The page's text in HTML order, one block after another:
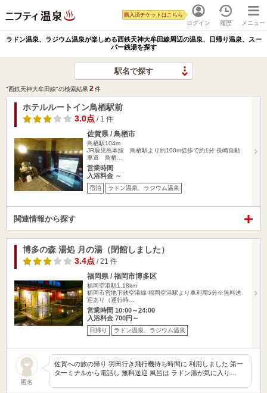
ログイン
購入済チケットはこちら
履歴 メニュー
ラドン温泉、ラジウム温泉が楽しめる西鉄天神大牟田線周辺の温泉、日帰り温泉、スー
パー銭湯を探す
駅名で探す
"西鉄天神大牟田線"の検索結果2 件
ホテルルートイン鳥栖駅前
3.0点 / 1 件
佐賀県 / 鳥栖市
鳥栖駅104m
JR鹿児島本線 鳥栖駅より約100m徒歩で約1分 長崎自動
車道 鳥栖…
営業時間
入浴料金 ～
宿泊 ラドン温泉、ラジウム温泉
関連情報から探す
博多の森 湯処 月の湯（閉館しました）
3.4点 / 21 件
福岡県 / 福岡市博多区
福岡空港駅1.18km
福岡市営地下鉄空港線 福岡空港駅より車利用5分※無料送
迎あり（運行時…
営業時間 10:00～24:00
入浴料金 700円～
日帰り ラドン温泉、ラジウム温泉
匿名
佐賀への旅の帰り 羽田行き飛行機待ち時間に 利用しました 第一
ターミナルから電話し 無料送迎 風呂は ラドン湯が気に入り…